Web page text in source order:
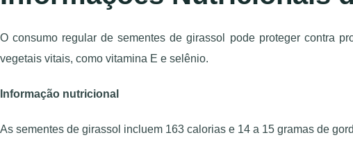
O consumo regular de sementes de girassol pode proteger contra
vegetais vitais, como vitamina E e selênio.
Informação nutricional
As sementes de girassol incluem 163 calorias e 14 a 15 gramas de